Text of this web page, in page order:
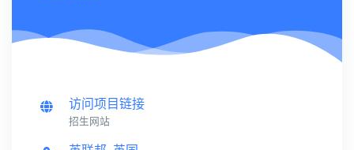
访问项目链接
招生网站